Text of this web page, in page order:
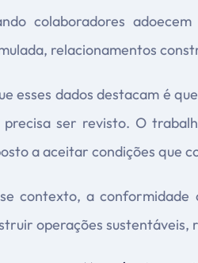
colaboradores
relacionamentos
esses dados destacam é
precisa ser revisto. O
a aceitar condições que
contexto, a conformidade
operações sustentáveis,